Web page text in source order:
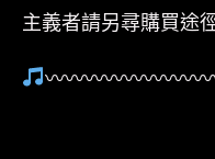
主義者請另尋購買途
〰〰〰〰〰〰〰〰